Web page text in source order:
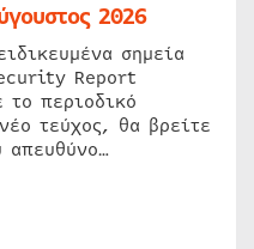
2026
σημεία
Report
το περιοδικό
τεύχος, θα βρείτε
απευθύνο…